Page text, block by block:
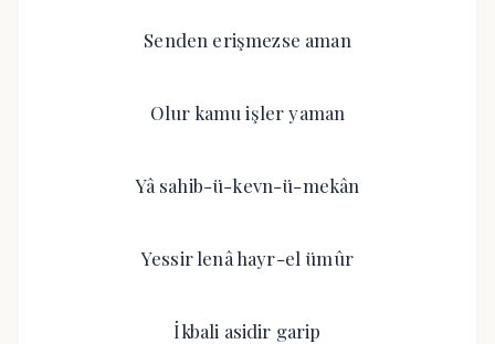
Senden erişmezse aman
Olur kamu işler yaman
Yâ sahib-ü-kevn-ü-mekân
Yessir lenâ hayr-el ümûr
İkbali asidir garip